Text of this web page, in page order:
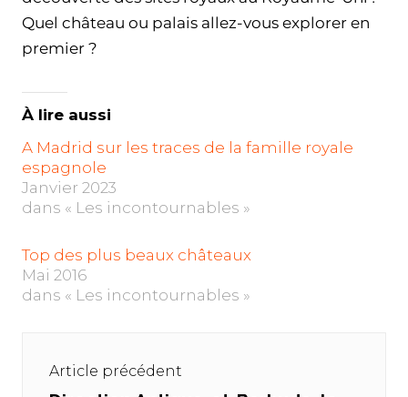
Quel château ou palais allez-vous explorer en
premier ?
À lire aussi
A Madrid sur les traces de la famille royale
espagnole
Janvier 2023
dans « Les incontournables »
Top des plus beaux châteaux
Mai 2016
dans « Les incontournables »
l’articleArticle précédent